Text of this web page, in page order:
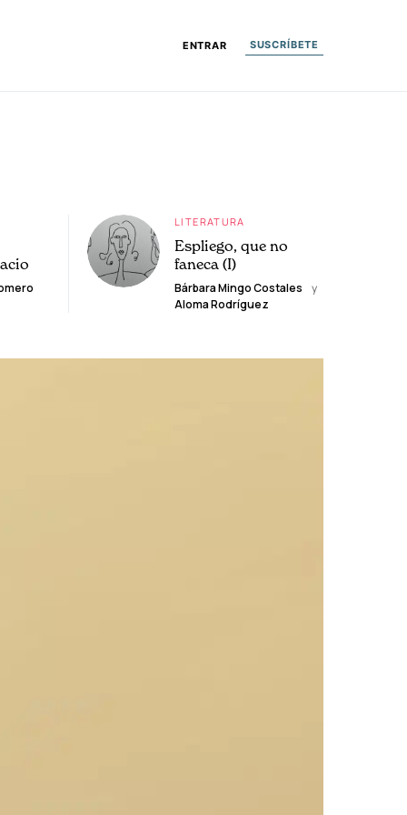
ENTRAR SUSCRÍBETE
LITERATURA
Espliego, que no
faneca (I)
Bárbara Mingo Costales
y
Aloma Rodríguez